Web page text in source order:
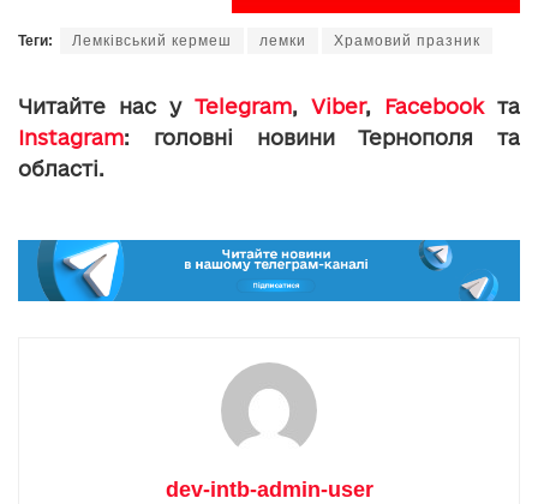
Теги: Лемківський кермеш лемки Храмовий празник
Читайте нас у Telegram, Viber, Facebookта
Instagram: головні новини Тернополя та
області.
dev-intb-admin-user